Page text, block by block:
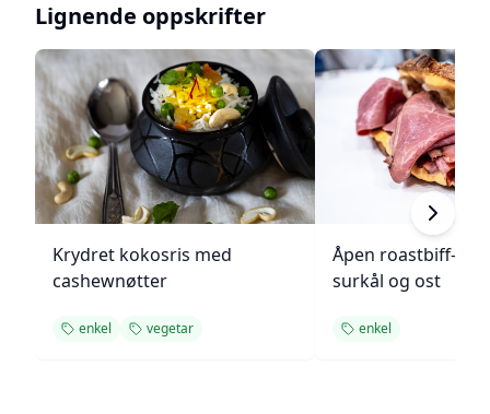
Lignende oppskrifter
Krydret kokosris med
cashewnøtter
enkel vegetar
Åpen roastbiff-
surkål og ost
enkel